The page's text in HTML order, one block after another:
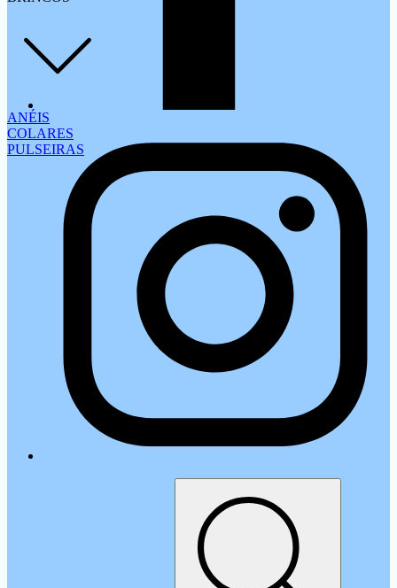
ANÉIS
COLARES
PULSEIRAS